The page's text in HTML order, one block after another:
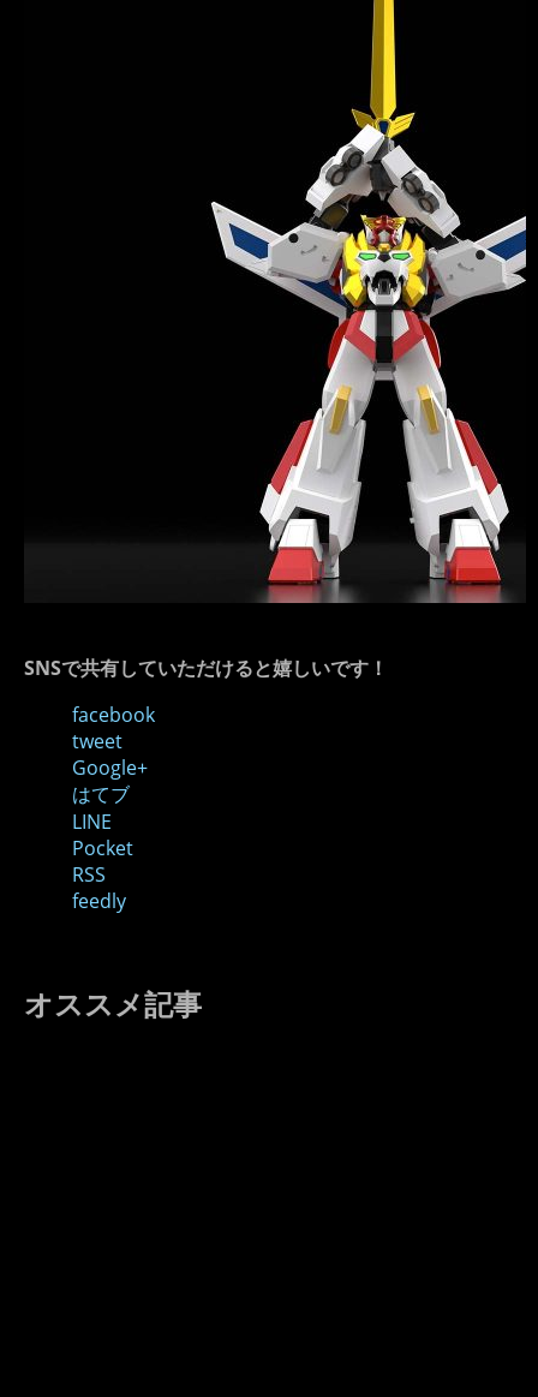
SNSで共有していただけると嬉しいです！
facebook
tweet
Google+
はてブ
LINE
Pocket
RSS
feedly
オススメ記事